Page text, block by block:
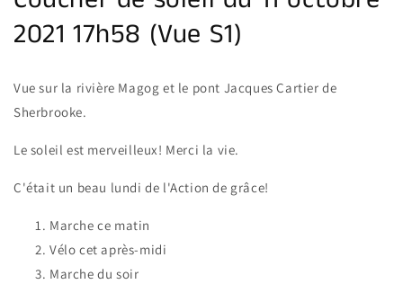
galerie
2021 17h58 (Vue S1)
Vue sur la rivière Magog et le pont Jacques Cartier de
Sherbrooke.
Le soleil est merveilleux! Merci la vie.
C'était un beau lundi de l'Action de grâce!
Marche ce matin
Vélo cet après-midi
Marche du soir